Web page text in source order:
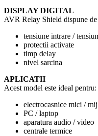
DISPLAY DIGITAL
AVR Relay Shield dispune
tensiune intrare /
protectii activate
timp delay
nivel sarcina
APLICATII
Acest model este ideal pentru:
electrocasnice mici /
PC / laptop
aparatura audio / video
centrale termice